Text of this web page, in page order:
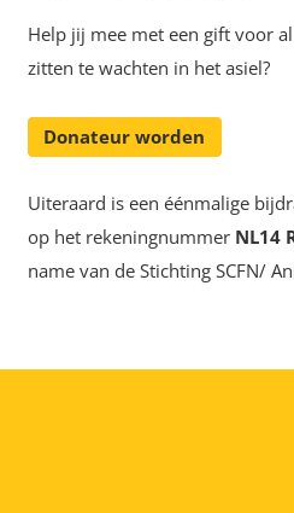
Help jij mee met een gift voor
zitten te wachten in het asiel?
Donateur worden
Uiteraard is een éénmalige
op het rekeningnummer NL14
name van de Stichting SCFN/